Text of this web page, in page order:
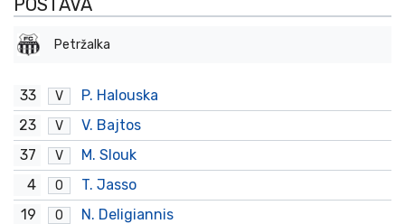
POSTAVA
Petržalka
33 V
P. Halouska
23
V
V. Bajtos
37
V
M. Slouk
4
O
T. Jasso
19
O
N. Deligiannis